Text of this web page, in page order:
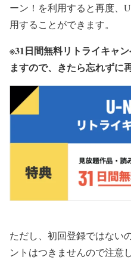
ーン！を利用すると再度、
用することができます。
※31日間無料リトライキャ
ますので、きたら忘れずに
ただし、初回登録ではない
ントはつきませんので注意